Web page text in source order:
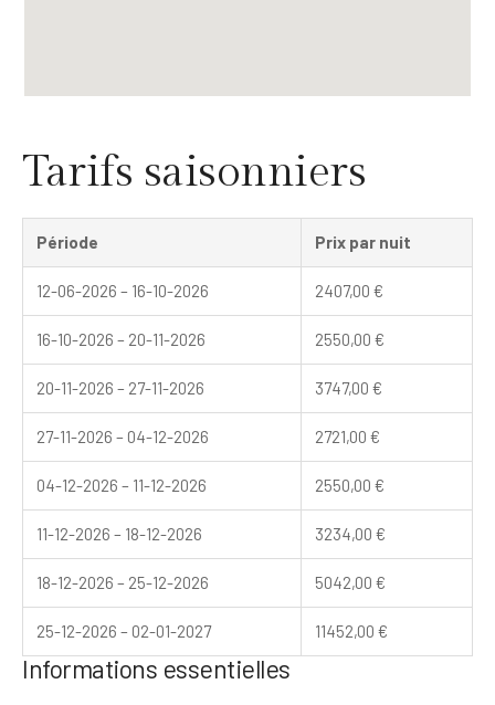
Tarifs saisonniers
Période Prix par nuit
12-06-2026 – 16-10-2026 2407,00 €
16-10-2026 – 20-11-2026 2550,00 €
20-11-2026 – 27-11-2026 3747,00 €
27-11-2026 – 04-12-2026 2721,00 €
04-12-2026 – 11-12-2026 2550,00 €
11-12-2026 – 18-12-2026 3234,00 €
18-12-2026 – 25-12-2026 5042,00 €
25-12-2026 – 02-01-2027 11452,00 €
Informations essentielles